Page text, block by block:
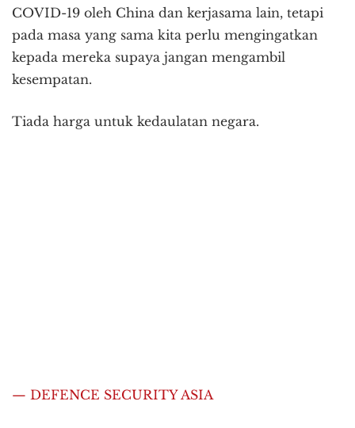
COVID-19 oleh China dan kerjasama lain, tetapi
pada masa yang sama kita perlu mengingatkan
kepada mereka supaya jangan mengambil
kesempatan.
Tiada harga untuk kedaulatan negara.
— DEFENCE SECURITY ASIA